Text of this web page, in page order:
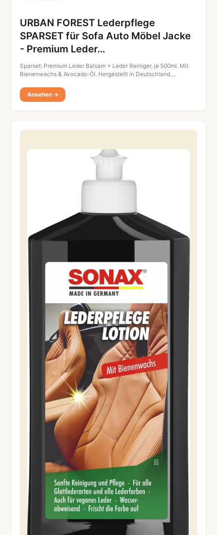
URBAN FOREST Lederpflege
SPARSET für Sofa Auto Möbel Jacke
- Premium Leder…
Sparset: Premium Leder Balsam + Leder Reiniger, je 500ml. Mit
Bienenwachs & Avocado-Öl. Hergestellt in Deutschland.…
Ansehen →